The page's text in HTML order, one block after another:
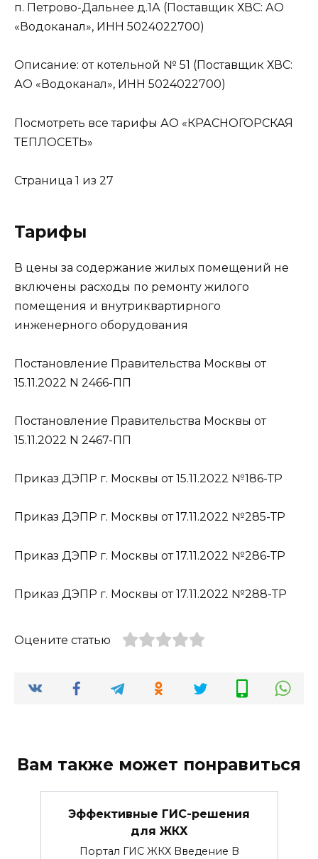
п. Петрово-Дальнее д.1А (Поставщик ХВС: АО
«Водоканал», ИНН 5024022700)
Описание: от котельной № 51 (Поставщик ХВС:
АО «Водоканал», ИНН 5024022700)
Посмотреть все тарифы АО «КРАСНОГОРСКАЯ
ТЕПЛОСЕТЬ»
Страница 1 из 27
Тарифы
В цены за содержание жилых помещений не
включены расходы по ремонту жилого
помещения и внутриквартирного
инженерного оборудования
Постановление Правительства Москвы от
15.11.2022 N 2466-ПП
Постановление Правительства Москвы от
15.11.2022 N 2467-ПП
Приказ ДЭПР г. Москвы от 15.11.2022 №186-ТР
Приказ ДЭПР г. Москвы от 17.11.2022 №285-ТР
Приказ ДЭПР г. Москвы от 17.11.2022 №286-ТР
Приказ ДЭПР г. Москвы от 17.11.2022 №288-ТР
Оцените статью
Вам также может понравиться
Эффективные ГИС-решения
для ЖКХ
Портал ГИС ЖКХ Введение В